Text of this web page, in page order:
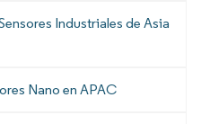
Industriales de Asia
Nano en APAC